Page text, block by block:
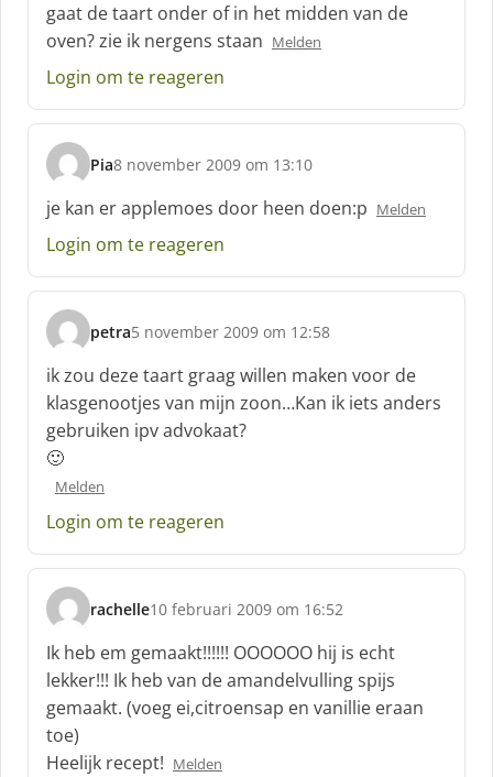
h
r
e
f
gaat de taart onder of in het midden van de
oven? zie ik nergens staan Melden
Login om te reageren
Pia
s
c
h
r
e
f
:
8 november 2009 om 13:10
je kan er applemoes door heen doen:p Melden
Login om te reageren
petra
s
c
h
r
e
e
5 november 2009 om 12:58
ik zou deze taart graag willen maken voor de
klasgenootjes van mijn zoon…Kan ik iets anders
gebruiken ipv advokaat?
🙂
Melden
Login om te reageren
rachelle
s
c
h
r
e
e
f
10 februari 2009 om 16:52
Ik heb em gemaakt!!!!!! OOOOOO hij is echt
lekker!!! Ik heb van de amandelvulling spijs
gemaakt. (voeg ei,citroensap en vanillie eraan
toe)
Heelijk recept! Melden